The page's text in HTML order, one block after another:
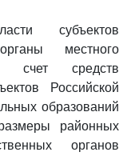
субъектов
местного
счет средств
Российской
образований
районных
органов